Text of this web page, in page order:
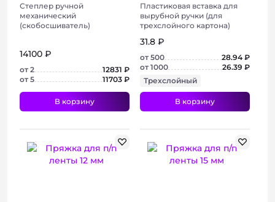
Степлер ручной
механический
(скобосшиватель)
14100 ₽
от 2
12831 ₽
от 5
11703 ₽
В корзину
Пластиковая вставка для
вырубной ручки (для
трехслойного картона)
31.8 ₽
от 500
28.94 ₽
от 1000
26.39 ₽
Трехслойный
В корзину